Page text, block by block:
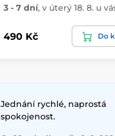
3 - 7 dní, v úterý 18. 8. u
490 Kč Do
Jednání rychlé, naprostá
spokojenost.